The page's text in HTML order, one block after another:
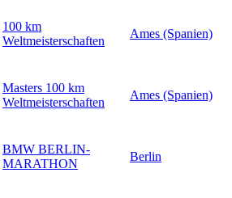
100 km
Weltmeisterschaften
Ames (Spanien)
Masters 100 km
Weltmeisterschaften
Ames (Spanien)
BMW BERLIN-
MARATHON
Berlin